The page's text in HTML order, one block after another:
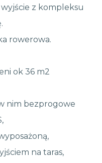
z kompleksu
rowerowa.
ok 36 m2
nim bezprogowe
na taras,